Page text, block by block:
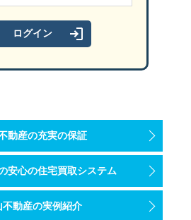
動産の充実の保証
安心の住宅買取システム
不動産の実例紹介